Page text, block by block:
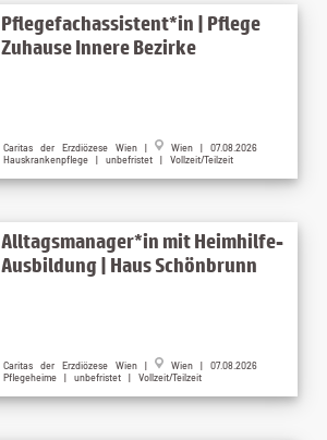
Pflegefachassistent*in | Pflege
Zuhause Innere Bezirke
Caritas der Erzdiözese Wien |
Wien | 07.08.2026
Hauskrankenpflege | unbefristet | Vollzeit/Teilzeit
Alltagsmanager*in mit Heimhilfe-
Ausbildung | Haus Schönbrunn
Caritas der Erzdiözese Wien |
Wien | 07.08.2026
Pflegeheime | unbefristet | Vollzeit/Teilzeit